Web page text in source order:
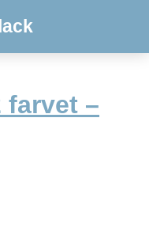
farvet –